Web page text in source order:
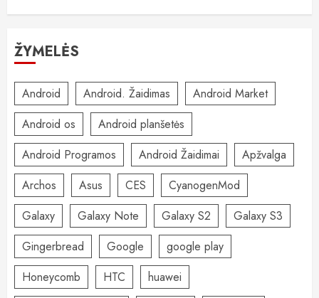
ŽYMELĖS
Android Android. Žaidimas
Android Market
Android os
Android planšetės
Android Programos
Android Žaidimai
Apžvalga
Archos
Asus CES
CyanogenMod
Galaxy
Galaxy Note Galaxy S2
Galaxy S3
Gingerbread
Google
google play
Honeycomb
HTC
huawei